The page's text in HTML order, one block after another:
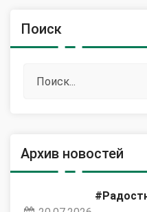
Поиск
Архив новостей